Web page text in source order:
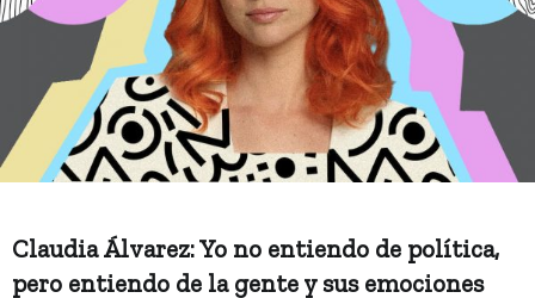
Claudia Álvarez: Yo no entiendo de política,
pero entiendo de la gente y sus emociones